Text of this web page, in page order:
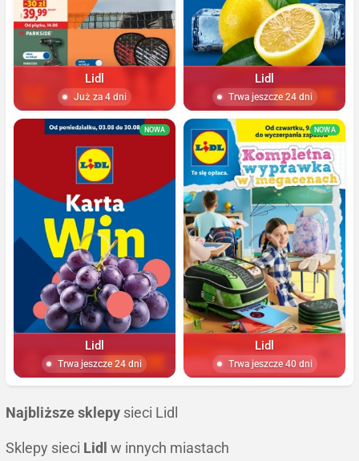
Lidl
Już za 4 dni
Lidl
Trwa jeszcze 24 dni
NOWA
Lidl
Trwa jeszcze 24 dni
NOWA
Lidl
Trwa jeszcze 40 dni
Najbliższe sklepy sieci Lidl
Sklepy sieci Lidl w innych miastach